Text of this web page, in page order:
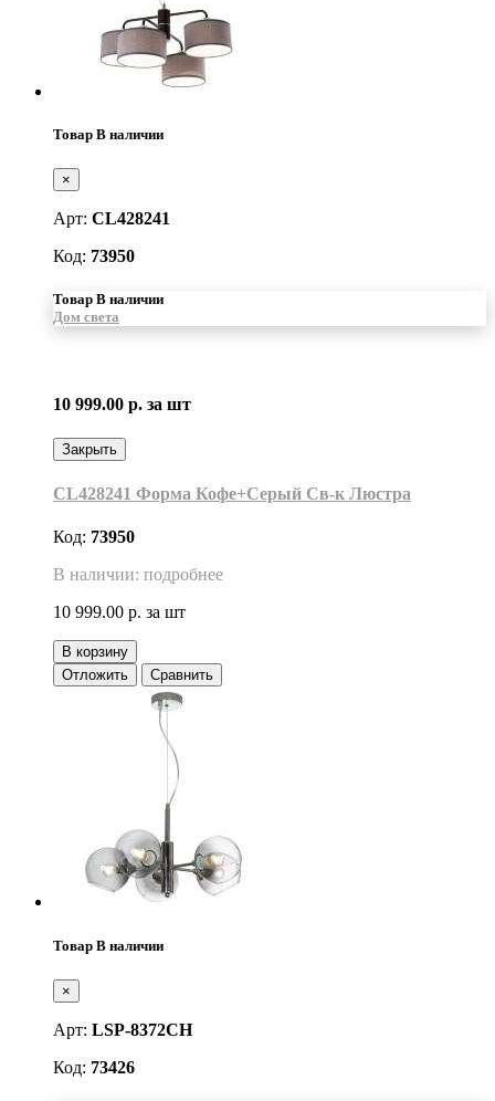
Товар В наличии
×
Арт: CL428241
Код: 73950
Товар В наличии
Дом света
10 999.00 р. за шт
Закрыть
CL428241 Форма Кофе+Серый Св-к Люстра
Код: 73950
В наличии: подробнее
10 999.00 р. за шт
В корзину
Отложить
Сравнить
Товар В наличии
×
Арт: LSP-8372CH
Код: 73426